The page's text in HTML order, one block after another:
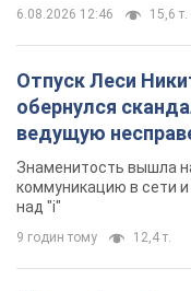
6.08.2026 12:46 15,6 т.
Отпуск Леси
обернулся
ведущую
Знаменитость вышла
коммуникацию в сети
над "i"
9 годин тому 12,4 т.